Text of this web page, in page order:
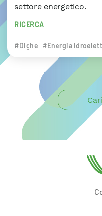
settore energetico.
RICERCA
#Dighe #Energia